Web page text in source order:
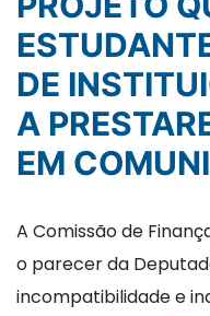
DE
A
EM
A Comissão de
o parecer da
incompatibilidade e